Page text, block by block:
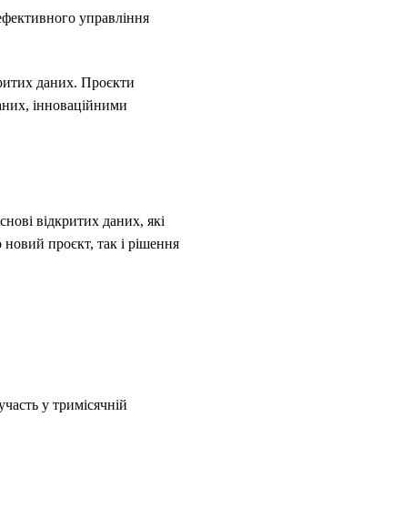
управління
даних. Проєкти
інноваційними
відкритих даних, які
проєкт, так і рішення
у тримісячній